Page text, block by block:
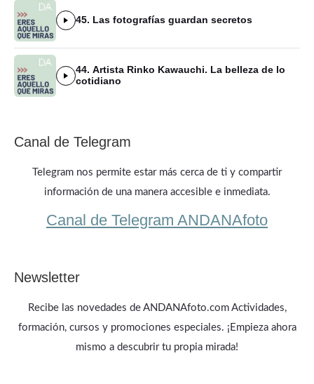
45. Las fotografías guardan secretos
44. Artista Rinko Kawauchi. La belleza de lo
cotidiano
Canal de Telegram
Telegram nos permite estar más cerca de ti y compartir
información de una manera accesible e inmediata.
Canal de Telegram ANDANAfoto
Newsletter
Recibe las novedades de ANDANAfoto.com Actividades,
formación, cursos y promociones especiales. ¡Empieza ahora
mismo a descubrir tu propia mirada!